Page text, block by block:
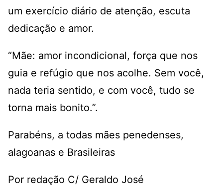
um exercício diário de atenção, escuta
dedicação e amor.
“Mãe: amor incondicional, força que nos
guia e refúgio que nos acolhe. Sem você,
nada teria sentido, e com você, tudo se
torna mais bonito.”.
Parabéns, a todas mães penedenses,
alagoanas e Brasileiras
Por redação C/ Geraldo José